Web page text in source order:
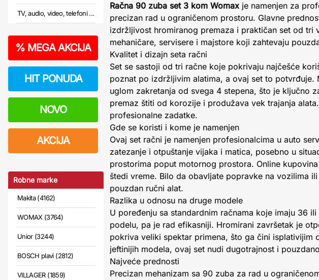
TV, audio, video, telefoni ...
% MEGA AKCIJA
HIT PONUDA
NOVO
AKCIJA
Robne marke
Makita (4162)
WOMAX (3764)
Unior (3244)
BOSCH plavi (2812)
VILLAGER (1859)
Račna 90 zuba set 3 kom Womax je namenjen za
precizan rad u ograničenom prostoru. Glavne
izdržljivost hromiranog premaza i praktičan set od tri
mehaničare, servisere i majstore koji zahtevaju
Kvalitet i dizajn seta račni
Set se sastoji od tri račne koje pokrivaju najčešće
poznat po izdržljivim alatima, a ovaj set to potvrđuje.
uglom zakretanja od svega 4 stepena, što je ključno
premaz štiti od korozije i produžava vek trajanja
profesionalne zadatke.
Gde se koristi i kome je namenjen
Ovaj set račni je namenjen profesionalcima u auto
zatezanje i otpuštanje vijaka i matica, posebno u
prostorima poput motornog prostora. Online
štedi vreme. Bilo da obavljate popravke na vozilima
pouzdan ručni alat.
Razlika u odnosu na druge modele
U poređenju sa standardnim račnama koje imaju 36
podelu, pa je rad efikasniji. Hromirani završetak je
pokriva veliki spektar primena, što ga čini
jeftinijih modela, ovaj set nudi dugotrajnost i
Najveće prednosti
Precizan mehanizam sa 90 zuba za rad u